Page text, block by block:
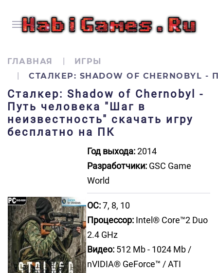
ГЛАВНАЯ
ИГРЫ
СТАЛКЕР: SHADOW OF
Сталкер: Shadow of Chernobyl -
Путь человека "Шаг в
неизвестность" скачать игру
бесплатно на ПК
Год выхода:2014
Разработчики: GSC Game
World
ОС:7, 8, 10
Процессор: Intel® Core™2 Duo
2.4 GHz
Видео: 512 Mb - 1024 Mb /
nVIDIA® GeForce™ / ATI